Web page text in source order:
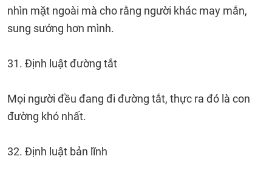
nhìn mặt ngoài mà cho rằng người khác may mắn,
sung sướng hơn mình.
31. Định luật đường tắt
Mọi người đều đang đi đường tắt, thực ra đó là con
đường khó nhất.
32. Định luật bản lĩnh